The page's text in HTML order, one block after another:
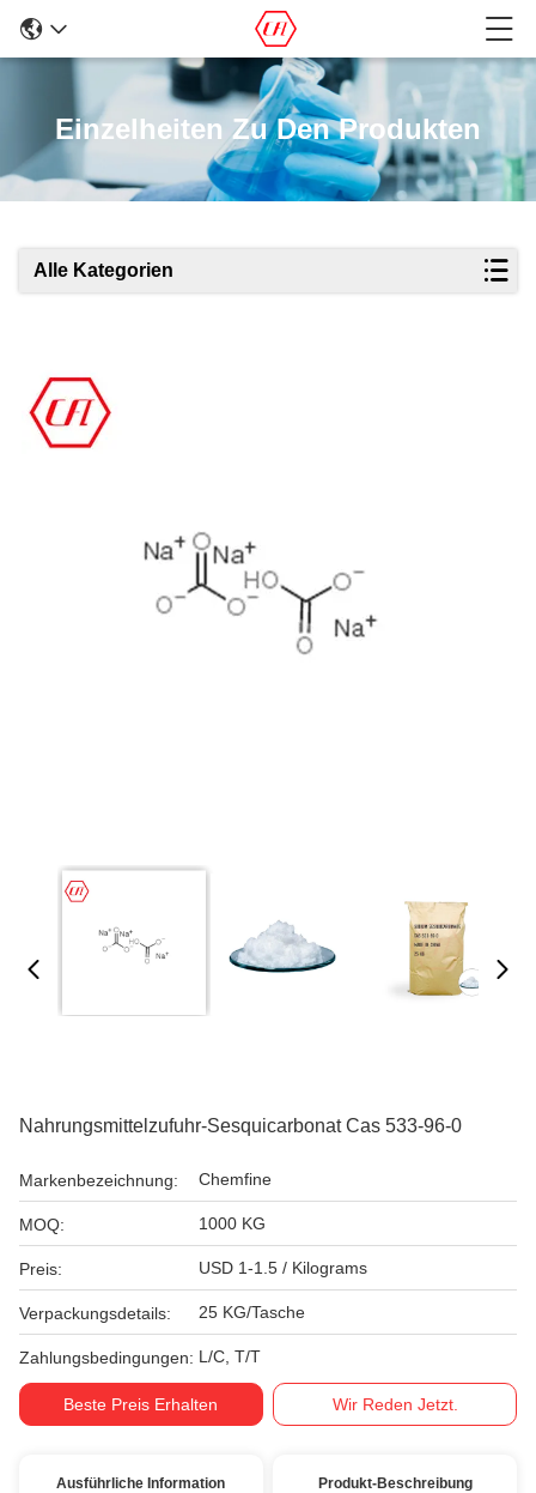
Einzelheiten Zu Den Produkten
Alle Kategorien
Nahrungsmittelzufuhr-Sesquicarbonat Cas 533-96-0
Markenbezeichnung: Chemfine
MOQ: 1000 KG
Preis: USD 1-1.5 / Kilograms
Verpackungsdetails: 25 KG/Tasche
Zahlungsbedingungen: L/C, T/T
Beste Preis Erhalten Wir Reden Jetzt.
Ausführliche Information Produkt-Beschreibung